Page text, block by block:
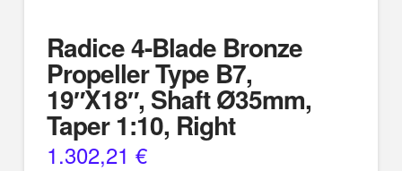
Radice 4-Blade Bronze
Propeller Type B7,
19″X18″, Shaft Ø35mm,
Taper 1:10, Right
1.302,21 €